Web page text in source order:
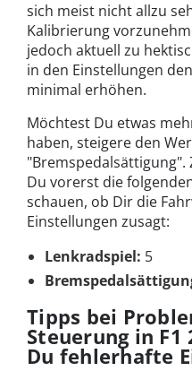
sich meist nicht allzu
Kalibrierung
jedoch aktuell zu
in den Einstellungen
minimal erhöhen.
Möchtest Du etwas
haben, steigere den
Du vorerst die
schauen, ob Dir die
Einstellungen zusagt:
Lenkradspiel: 5
Tipps bei
Steuerung in
Du fehlerhafte